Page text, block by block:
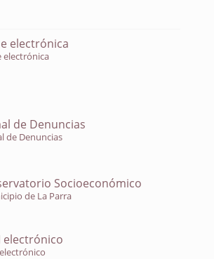
electrónica
electrónica
de Denuncias
de Denuncias
Socioeconómico
de La Parra
electrónico